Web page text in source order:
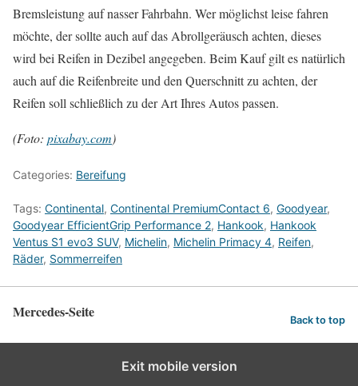
Bremsleistung auf nasser Fahrbahn. Wer möglichst leise fahren
möchte, der sollte auch auf das Abrollgeräusch achten, dieses
wird bei Reifen in Dezibel angegeben. Beim Kauf gilt es natürlich
auch auf die Reifenbreite und den Querschnitt zu achten, der
Reifen soll schließlich zu der Art Ihres Autos passen.
(Foto: pixabay.com)
Categories: Bereifung
Tags: Continental, Continental PremiumContact 6, Goodyear,
Goodyear EfficientGrip Performance 2, Hankook, Hankook
Ventus S1 evo3 SUV, Michelin, Michelin Primacy 4, Reifen,
Räder, Sommerreifen
Mercedes-Seite Back to top
Exit mobile version